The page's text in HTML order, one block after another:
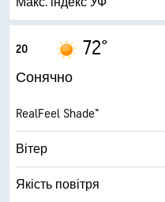
Вологість
Точка роси
AccuLumen Brightness Index™
Хмарний покрив
20 72°
Сонячно
RealFeel Shade™
Вітер
Якість повітря